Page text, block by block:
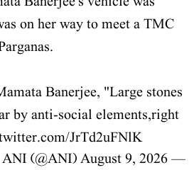
on her way to meet a TMC
Banerjee, "Large stones
by anti-social elements,right
JrTd2uFNlK
— ANI (@ANI)
August 9, 2026